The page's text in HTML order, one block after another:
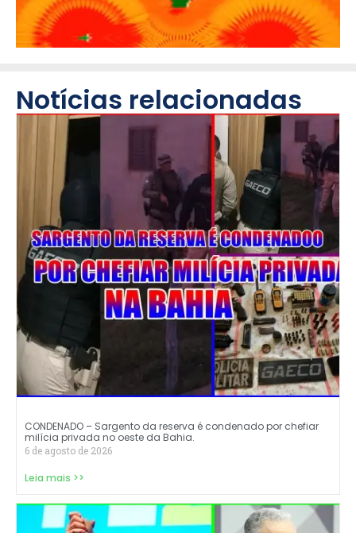
Notícias relacionadas
CONDENADO – Sargento da reserva é condenado por chefiar
milícia privada no oeste da Bahia.
6 de agosto de 2026
Leia mais >>